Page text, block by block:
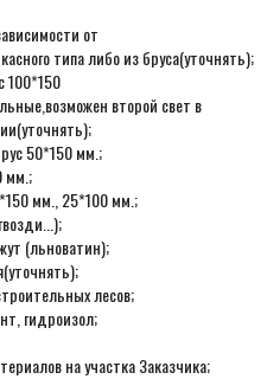
от
типа либо из бруса(уточнять);
100*150
второй свет в
50*150 мм.;
мм.;
мм., 25*100 мм.;
(льноватин);
лесов;
гидроизол;
на участка Заказчика;